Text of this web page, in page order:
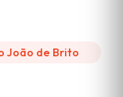
João de Brito